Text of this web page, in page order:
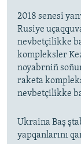
2018 senesi
Rusiye
nevbetçilikke
kompleksler
noyabrniñ
raketa
nevbetçilikke
Ukraina Baş
yapqanlarını